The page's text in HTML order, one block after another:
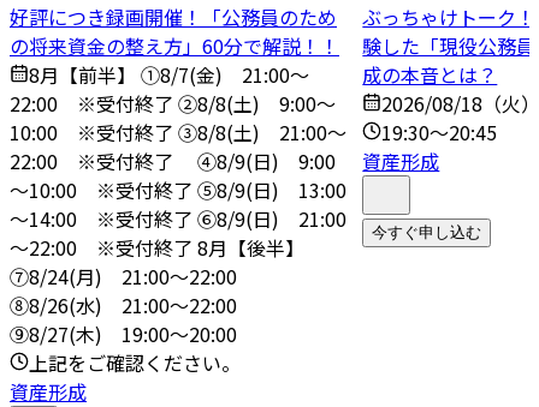
好評につき録画開催！「公務員のため
の将来資金の整え方」60分で解説！！
8月【前半】 ①8/7(金) 21:00～
22:00 ※受付終了 ➁8/8(土) 9:00～
10:00 ※受付終了 ③8/8(土) 21:00～
22:00 ※受付終了 ④8/9(日) 9:00
～10:00 ※受付終了 ➄8/9(日) 13:00
～14:00 ※受付終了 ⑥8/9(日) 21:00
～22:00 ※受付終了 8月【後半】
⑦8/24(月) 21:00～22:00
⑧8/26(水) 21:00～22:00
⑨8/27(木) 19:00～20:00
上記をご確認ください。
資産形成
ぶっちゃけトーク
験した「現役公務
成の本音とは？
2026/08/18（火
19:30～20:45
資産形成
今すぐ申し込む